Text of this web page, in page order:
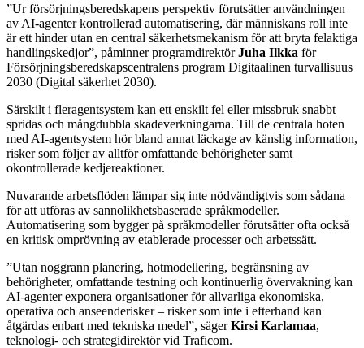
”Ur försörjningsberedskapens perspektiv förutsätter användningen
av AI-agenter kontrollerad automatisering, där människans roll inte
är ett hinder utan en central säkerhetsmekanism för att bryta felaktiga
handlingskedjor”, påminner programdirektörJuha Ilkka för
Försörjningsberedskapscentralens program Digitaalinen turvallisuus
2030 (Digital säkerhet 2030).
Särskilt i fleragentsystem kan ett enskilt fel eller missbruk snabbt
spridas och mångdubbla skadeverkningarna. Till de centrala hoten
med AI-agentsystem hör bland annat läckage av känslig information,
risker som följer av alltför omfattande behörigheter samt
okontrollerade kedjereaktioner.
Nuvarande arbetsflöden lämpar sig inte nödvändigtvis som sådana
för att utföras av sannolikhetsbaserade språkmodeller.
Automatisering som bygger på språkmodeller förutsätter ofta också
en kritisk omprövning av etablerade processer och arbetssätt.
”Utan noggrann planering, hotmodellering, begränsning av
behörigheter, omfattande testning och kontinuerlig övervakning kan
AI-agenter exponera organisationer för allvarliga ekonomiska,
operativa och anseenderisker – risker som inte i efterhand kan
åtgärdas enbart med tekniska medel”, sägerKirsi Karlamaa,
teknologi- och strategidirektör vid Traficom.